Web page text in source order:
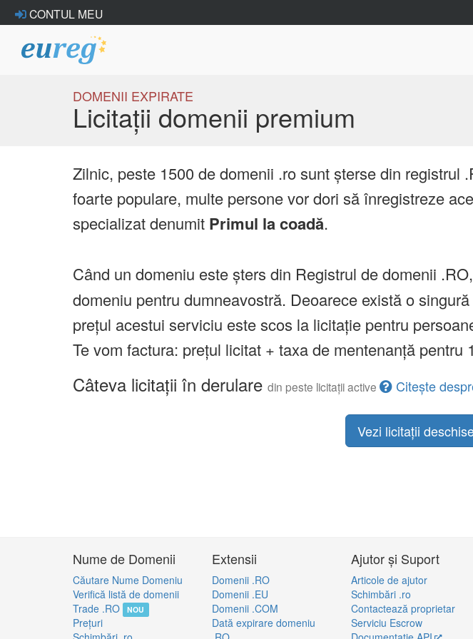
CONTUL MEU
DOMENII EXPIRATE
Licitații domenii premium
Zilnic, peste 1500 de domenii .ro sunt șterse din
foarte populare, multe persone vor dori să înregistreze
specializat denumit Primul la coadă.
Când un domeniu este șters din Registrul de domenii
domeniu pentru dumneavostră. Deoarece există o
prețul acestui serviciu este scos la licitație pentru
Te vom factura: prețul licitat + taxa de mentenanță pentru
Câteva licitații în derulare din peste licitații active Citește
Vezi licitații
Nume de Domenii
Căutare Nume Domeniu
Verifică listă de domenii
Trade .RO
NOU
Preţuri
Extensii
Domenii .RO
Domenii .EU
Domenii .COM
Dată expirare domeniu
Ajutor și Suport
Articole de ajutor
Schimbări .ro
Contactează proprietar
Serviciu Escrow